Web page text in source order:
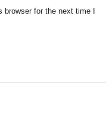
browser for the next time I